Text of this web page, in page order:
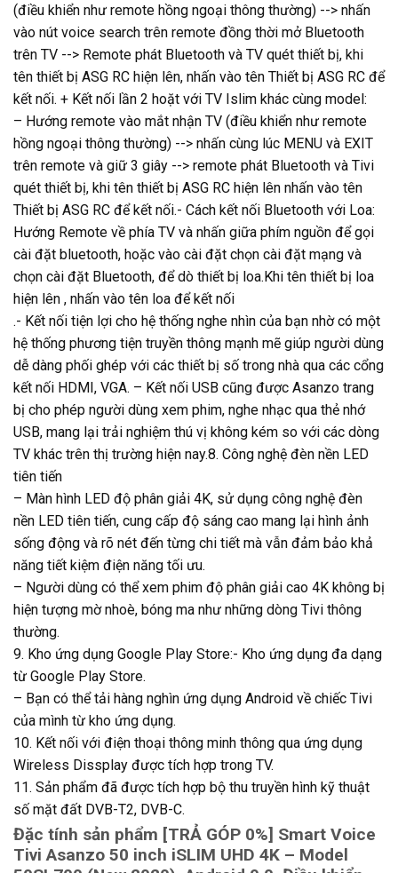
(điều khiển như remote hồng ngoại thông thường) --> nhấn
vào nút voice search trên remote đồng thời mở Bluetooth
trên TV --> Remote phát Bluetooth và TV quét thiết bị, khi
tên thiết bị ASG RC hiện lên, nhấn vào tên Thiết bị ASG RC để
kết nối. + Kết nối lần 2 hoặt với TV Islim khác cùng model:
– Hướng remote vào mắt nhận TV (điều khiển như remote
hồng ngoại thông thường) --> nhấn cùng lúc MENU và EXIT
trên remote và giữ 3 giây --> remote phát Bluetooth và Tivi
quét thiết bị, khi tên thiết bị ASG RC hiện lên nhấn vào tên
Thiết bị ASG RC để kết nối.- Cách kết nối Bluetooth với Loa:
Hướng Remote về phía TV và nhấn giữa phím nguồn để gọi
cài đặt bluetooth, hoặc vào cài đặt chọn cài đặt mạng và
chọn cài đặt Bluetooth, để dò thiết bị loa.Khi tên thiết bị loa
hiện lên , nhấn vào tên loa để kết nối
.- Kết nối tiện lợi cho hệ thống nghe nhìn của bạn nhờ có một
hệ thống phương tiện truyền thông mạnh mẽ giúp người dùng
dễ dàng phối ghép với các thiết bị số trong nhà qua các cổng
kết nối HDMI, VGA. – Kết nối USB cũng được Asanzo trang
bị cho phép người dùng xem phim, nghe nhạc qua thẻ nhớ
USB, mang lại trải nghiệm thú vị không kém so với các dòng
TV khác trên thị trường hiện nay.8. Công nghệ đèn nền LED
tiên tiến
– Màn hình LED độ phân giải 4K, sử dụng công nghệ đèn
nền LED tiên tiến, cung cấp độ sáng cao mang lại hình ảnh
sống động và rõ nét đến từng chi tiết mà vẫn đảm bảo khả
năng tiết kiệm điện năng tối ưu.
– Người dùng có thể xem phim độ phân giải cao 4K không bị
hiện tượng mờ nhoè, bóng ma như những dòng Tivi thông
thường.
9. Kho ứng dụng Google Play Store:- Kho ứng dụng đa dạng
từ Google Play Store.
– Bạn có thể tải hàng nghìn ứng dụng Android về chiếc Tivi
của mình từ kho ứng dụng.
10. Kết nối với điện thoại thông minh thông qua ứng dụng
Wireless Dissplay được tích hợp trong TV.
11. Sản phẩm đã được tích hợp bộ thu truyền hình kỹ thuật
số mặt đất DVB-T2, DVB-C.
Đặc tính sản phẩm [TRẢ GÓP 0%] Smart Voice
Tivi Asanzo 50 inch iSLIM UHD 4K – Model